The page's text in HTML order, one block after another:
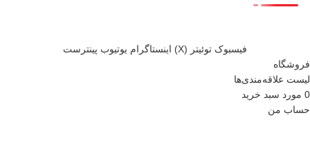
فيسبوک توئیتر (X) اینستاگرام یوتیوب پینترست
فروشگاه
لیست علاقه‌مندی‌ها
0 مورد سبد خرید
حساب من